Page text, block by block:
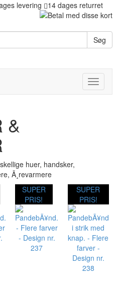
levering 14 dages returret
Søg
Toggle
&
huer, handsker,
Ã¸revarmere
SUPER
PRIS!
SUPER
PRIS!